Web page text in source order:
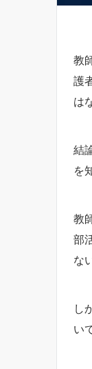
教
護
は
結
を
教
部
な
し
い